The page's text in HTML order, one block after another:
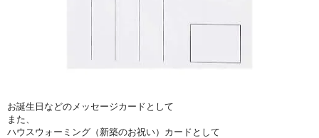
お誕生日などのメッセージカードとして
また、
ハウスウォーミング（新築のお祝い）カードとして